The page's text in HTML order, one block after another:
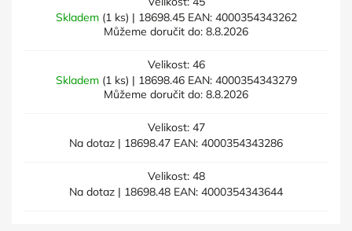
Skladem (1 ks) | 18698.45 EAN: 4000354343262
Můžeme doručit do: 8.8.2026
Velikost: 46
Skladem (1 ks) | 18698.46 EAN: 4000354343279
Můžeme doručit do: 8.8.2026
Velikost: 47
Na dotaz | 18698.47 EAN: 4000354343286
Velikost: 48
Na dotaz | 18698.48 EAN: 4000354343644